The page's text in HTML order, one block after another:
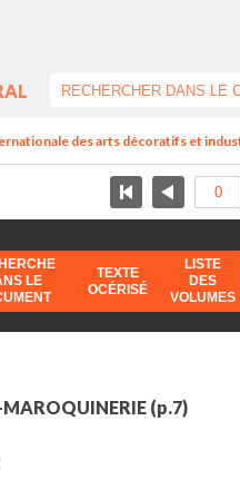
des arts décoratifs et
LE
TEXTE
OCÉRISÉ
LISTE
DES
VOLUMES
MAROQUINERIE (p.7)